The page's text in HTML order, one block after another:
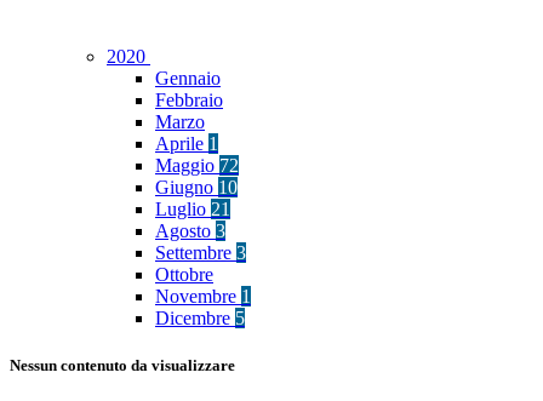
2020
Gennaio
Febbraio
Marzo
Aprile 1
Maggio 72
Giugno 10
Luglio 21
Agosto 3
Settembre 3
Ottobre
Novembre 1
Dicembre 5
Nessun contenuto da visualizzare